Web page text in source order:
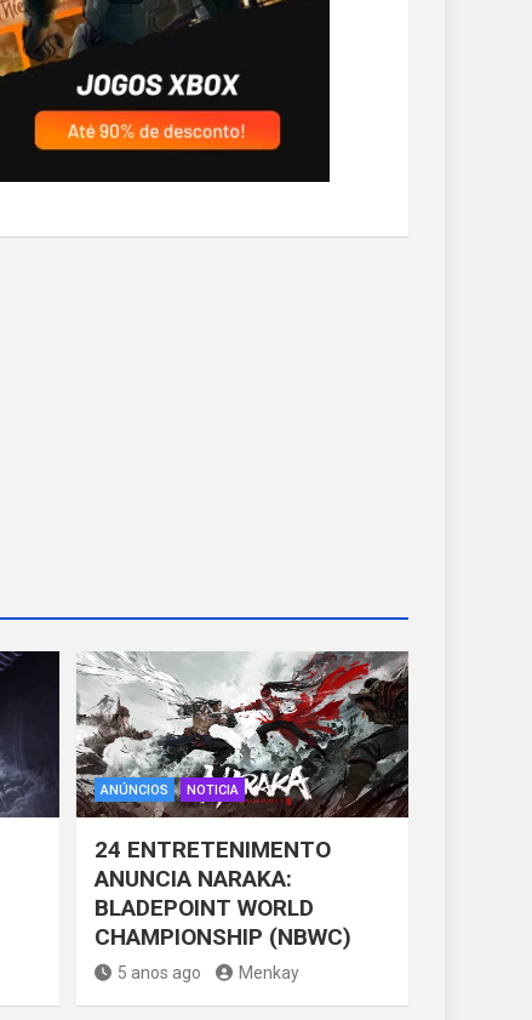
ANÚNCIOS NOTICIA
24 ENTRETENIMENTO
ANUNCIA NARAKA:
BLADEPOINT WORLD
CHAMPIONSHIP (NBWC)
5 anos ago Menkay